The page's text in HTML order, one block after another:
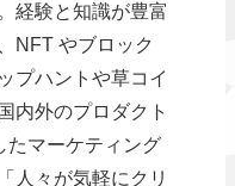
経験と知識が豊富
NFT やブロック
プハントや草コイ
内外のプロダクト
たマーケティング
人々が気軽にクリ